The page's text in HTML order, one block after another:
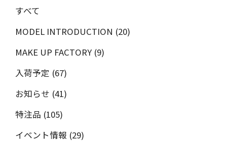
すべて
MODEL INTRODUCTION (20)
MAKE UP FACTORY (9)
入荷予定 (67)
お知らせ (41)
特注品 (105)
イベント情報 (29)